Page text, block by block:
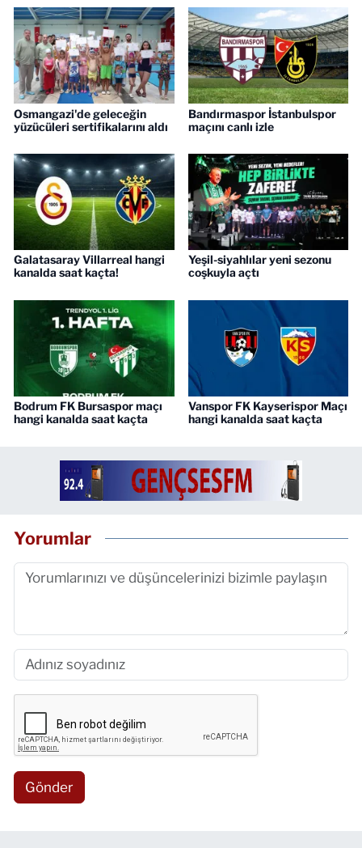
Osmangazi'de geleceğin
yüzücüleri sertifikalarını aldı
Bandırmaspor İstanbulspor
maçını canlı izle
Galatasaray Villarreal hangi
kanalda saat kaçta!
Yeşil-siyahlılar yeni sezonu
coşkuyla açtı
Bodrum FK Bursaspor maçı
hangi kanalda saat kaçta
Vanspor FK Kayserispor Maçı
hangi kanalda saat kaçta
Yorumlar
Gönder